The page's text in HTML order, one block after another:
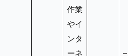
作業
やイ
ンタ
ーネ
–